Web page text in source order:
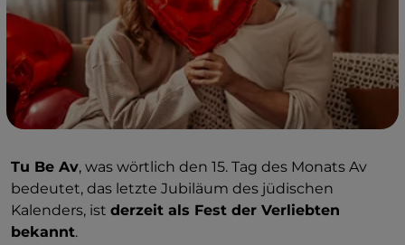
Tu Be Av, was wörtlich den 15. Tag des Monats Av
bedeutet, das letzte Jubiläum des jüdischen
Kalenders, ist derzeit als Fest der Verliebten
bekannt.